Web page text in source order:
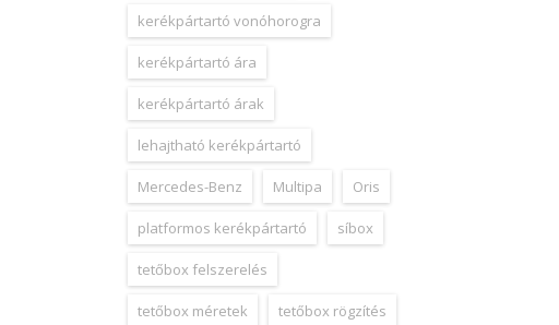
kerékpártartó vonóhorogra
kerékpártartó ára
kerékpártartó árak
lehajtható kerékpártartó
Mercedes-Benz Multipa Oris
platformos kerékpártartó síbox
tetőbox felszerelés
tetőbox méretek tetőbox rögzítés